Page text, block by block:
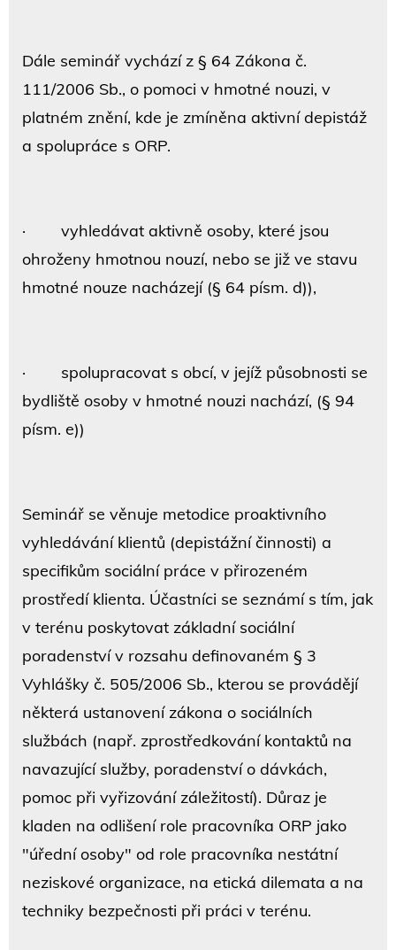
Dále seminář vychází z § 64 Zákona č.
111/2006 Sb., o pomoci v hmotné nouzi, v
platném znění, kde je zmíněna aktivní depistáž
a spolupráce s ORP.
· vyhledávat aktivně osoby, které jsou
ohroženy hmotnou nouzí, nebo se již ve stavu
hmotné nouze nacházejí (§ 64 písm. d)),
· spolupracovat s obcí, v jejíž působnosti se
bydliště osoby v hmotné nouzi nachází, (§ 94
písm. e))
Seminář se věnuje metodice proaktivního
vyhledávání klientů (depistážní činnosti) a
specifikům sociální práce v přirozeném
prostředí klienta. Účastníci se seznámí s tím, jak
v terénu poskytovat základní sociální
poradenství v rozsahu definovaném § 3
Vyhlášky č. 505/2006 Sb., kterou se provádějí
některá ustanovení zákona o sociálních
službách (např. zprostředkování kontaktů na
navazující služby, poradenství o dávkách,
pomoc při vyřizování záležitostí). Důraz je
kladen na odlišení role pracovníka ORP jako
"úřední osoby" od role pracovníka nestátní
neziskové organizace, na etická dilemata a na
techniky bezpečnosti při práci v terénu.